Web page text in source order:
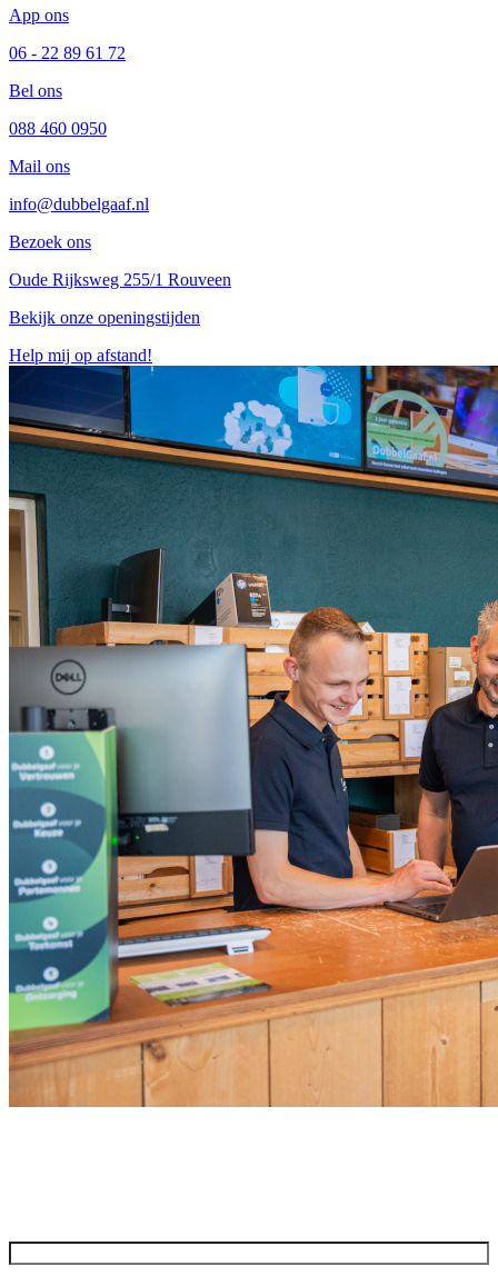
App ons
06 - 22 89 61 72
Bel ons
088 460 0950
Mail ons
info@dubbelgaaf.nl
Bezoek ons
Oude Rijksweg 255/1 Rouveen
Bekijk onze openingstijden
Help mij op afstand!